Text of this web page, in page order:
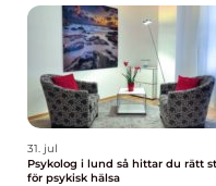
31. jul
Psykolog i lund så hittar du rätt stöd
för psykisk hälsa